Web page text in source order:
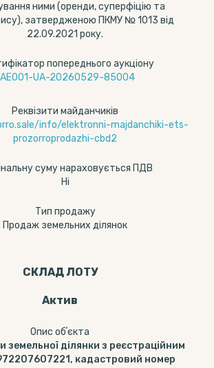
ними (оренди, суперфіцію та
затвердженою ПКМУ № 1013 від
22.09.2021 року.
попереднього аукціону
UA-20260529-85004
Реквізити майданчиків
info/elektronni-majdanchiki-ets-
prozorroprodazhi-cbd2
суму нараховується ПДВ
Ні
Тип продажу
Продаж земельних ділянок
СКЛАД ЛОТУ
Актив
Опис обʼєкта
земельної ділянки з реєстраційним
кадастровий номер